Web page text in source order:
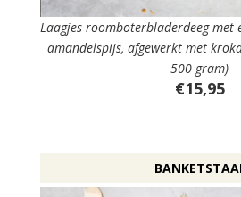
Laagjes roomboterbladerdeeg met
amandelspijs, afgewerkt met
500 gram)
€15,95